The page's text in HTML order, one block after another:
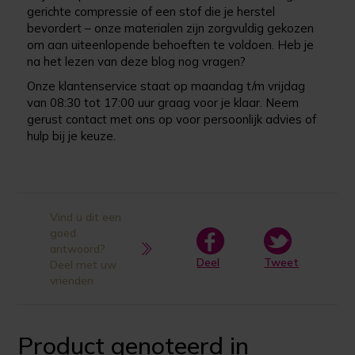
gerichte compressie of een stof die je herstel
bevordert – onze materialen zijn zorgvuldig gekozen
om aan uiteenlopende behoeften te voldoen. Heb je
na het lezen van deze blog nog vragen?
Onze klantenservice staat op maandag t/m vrijdag
van 08:30 tot 17:00 uur graag voor je klaar. Neem
gerust contact met ons op voor persoonlijk advies of
hulp bij je keuze.
Vind u dit een
goed
antwoord?
Deel met uw
vrienden
Deel Tweet
Product genoteerd in